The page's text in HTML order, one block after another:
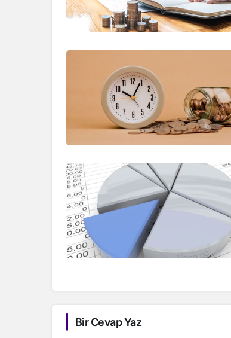
Bir Cevap Yaz